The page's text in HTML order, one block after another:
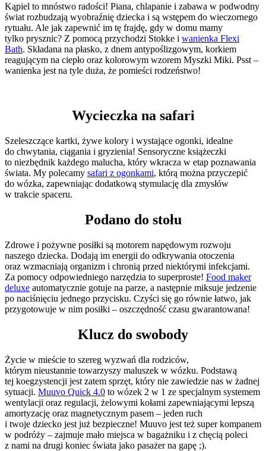
Kąpiel to mnóstwo radości! Piana, chlapanie i zabawa w podwodny
świat rozbudzają wyobraźnię dziecka i są wstępem do wieczornego
rytuału. Ale jak zapewnić im tę frajdę, gdy w domu mamy
tylko prysznic? Z pomocą przychodzi Stokke i wanienka Flexi
Bath. Składana na płasko, z dnem antypoślizgowym, korkiem
reagującym na ciepło oraz kolorowym wzorem Myszki Miki. Psst –
wanienka jest na tyle duża, że pomieści rodzeństwo!
Wycieczka na safari
Szeleszczące kartki, żywe kolory i wystające ogonki, idealne
do chwytania, ciągania i gryzienia! Sensoryczne książeczki
to niezbędnik każdego malucha, który wkracza w etap poznawania
świata. My polecamy safari z ogonkami, którą można przyczepić
do wózka, zapewniając dodatkową stymulację dla zmysłów
w trakcie spaceru.
Podano do stołu
Zdrowe i pożywne posiłki są motorem napędowym rozwoju
naszego dziecka. Dodają im energii do odkrywania otoczenia
oraz wzmacniają organizm i chronią przed niektórymi infekcjami.
Za pomocy odpowiedniego narzędzia to superproste! Food maker
deluxe automatycznie gotuje na parze, a następnie miksuje jedzenie
po naciśnięciu jednego przycisku. Czyści się go równie łatwo, jak
przygotowuje w nim posiłki – oszczędność czasu gwarantowana!
Klucz do swobody
Życie w mieście to szereg wyzwań dla rodziców,
którym nieustannie towarzyszy maluszek w wózku. Podstawą
tej koegzystencji jest zatem sprzęt, który nie zawiedzie nas w żadnej
sytuacji. Muuvo Quick 4.0 to wózek 2 w 1 ze specjalnym systemem
wentylacji oraz regulacji, żelowymi kołami zapewniającymi lepszą
amortyzację oraz magnetycznym pasem – jeden ruch
i twoje dziecko jest już bezpieczne! Muuvo jest też super kompanem
w podróży – zajmuje mało miejsca w bagażniku i z chęcią poleci
z nami na drugi koniec świata jako pasażer na gapę ;).